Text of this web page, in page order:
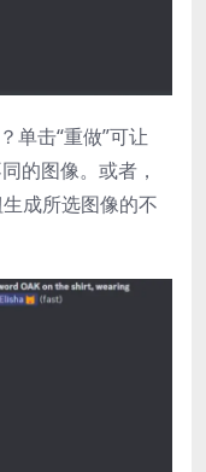
单击“重做”可让
的图像。或者，
成所选图像的不